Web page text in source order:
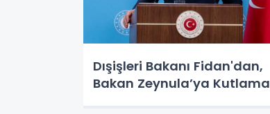
Dışişleri Bakanı Fidan'dan,
Bakan Zeynula’ya Kutlama